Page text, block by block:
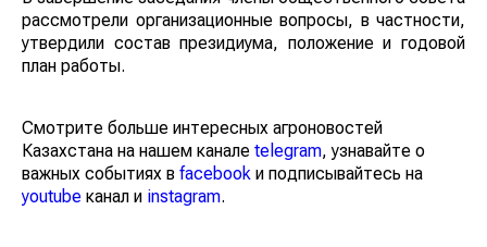
рассмотрели организационные вопросы, в частности,
утвердили состав президиума, положение и годовой
план работы.
Смотрите больше интересных агроновостей
Казахстана на нашем канале telegram, узнавайте о
важных событиях в facebook и подписывайтесь на
youtube канал и instagram.